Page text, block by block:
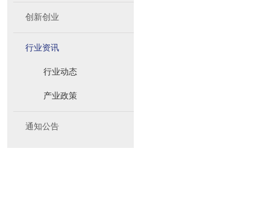
创新创业
行业资讯
行业动态
产业政策
通知公告